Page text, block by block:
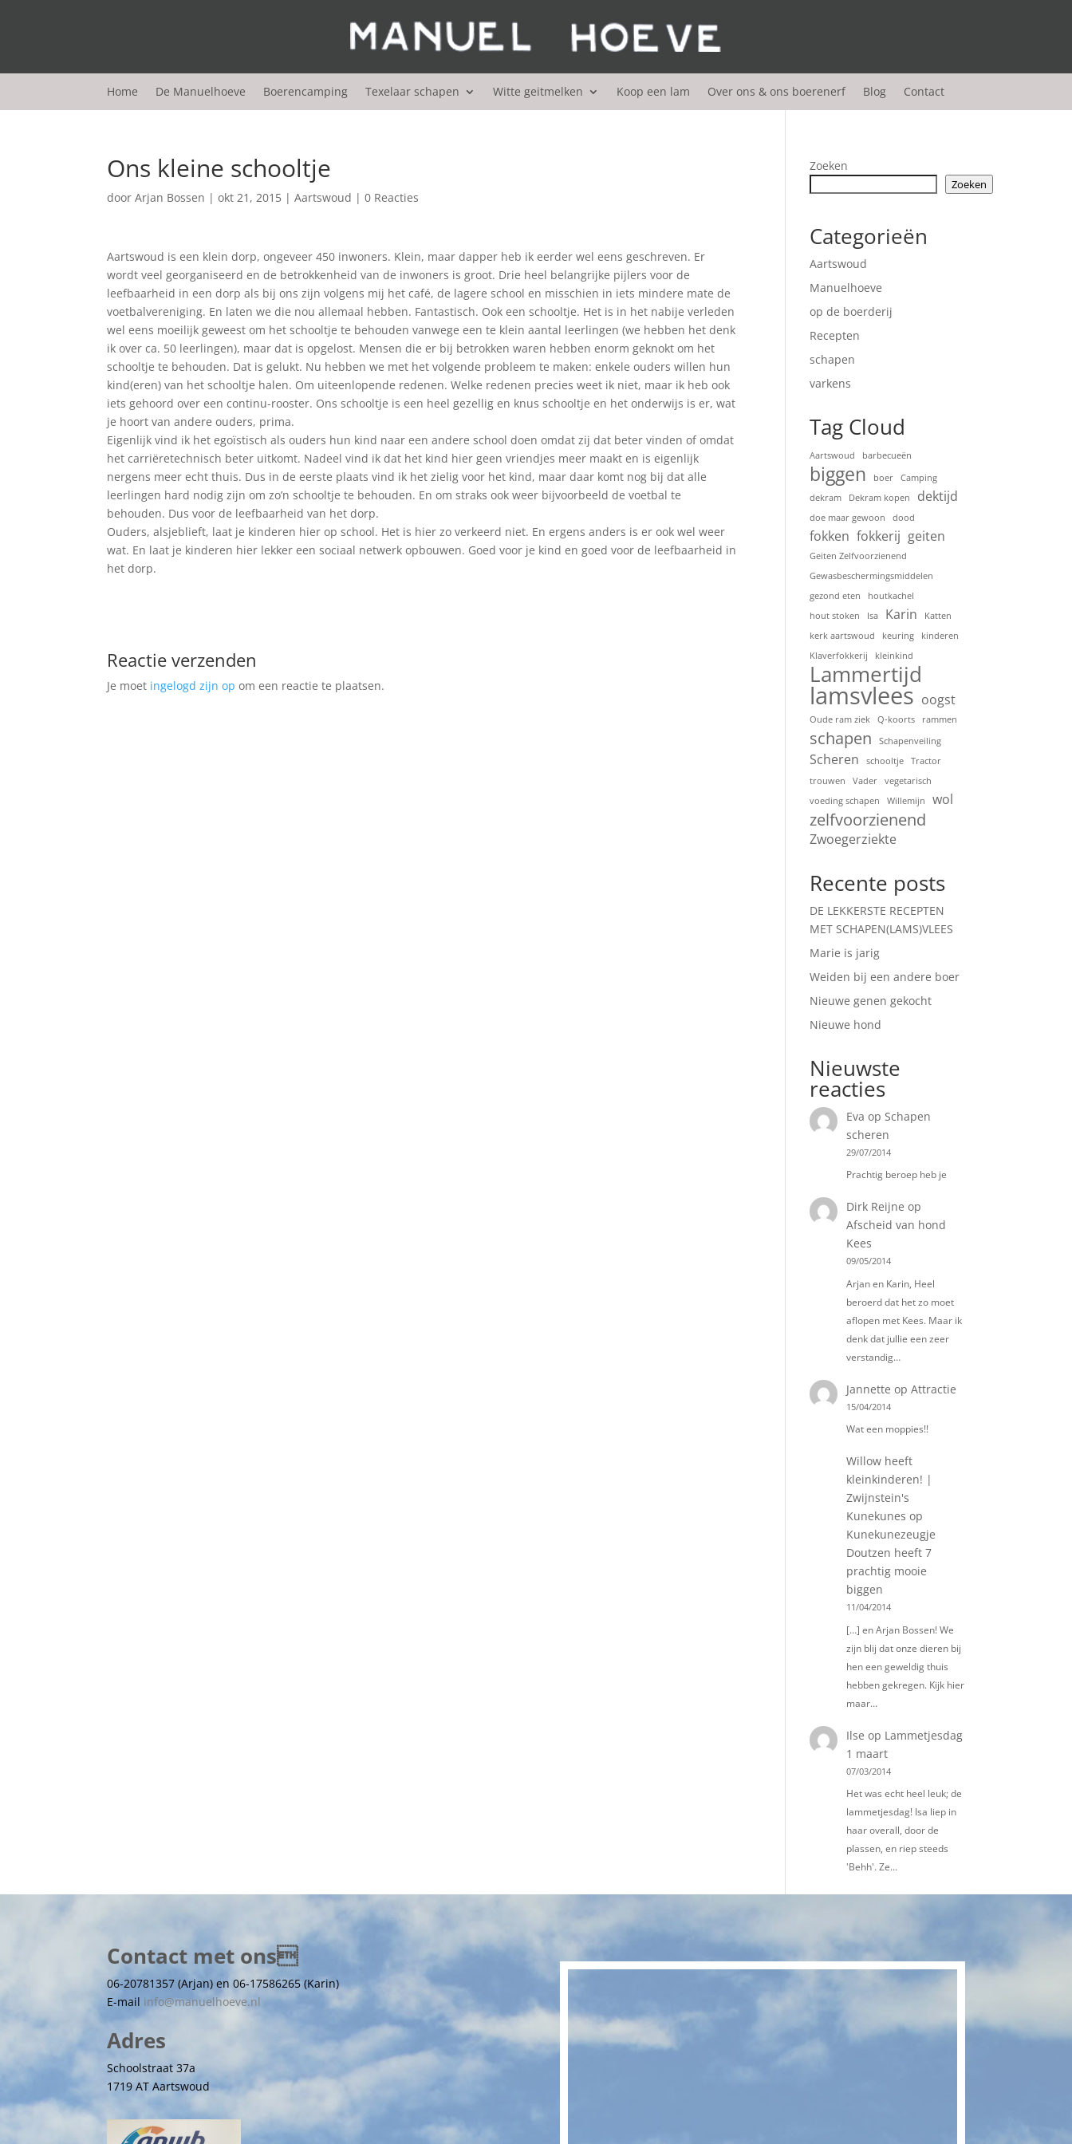
Home De Manuelhoeve Boerencamping Texelaar schapen Witte geitmelken Koop een lam Over ons & ons boerenerf Blog Contact
Ons kleine schooltje
doorArjan Bossen |okt 21, 2015 |Aartswoud |0 Reacties
Aartswoud is een klein dorp, ongeveer 450 inwoners. Klein, maar dapper heb ik eerder wel eens geschreven. Er
wordt veel georganiseerd en de betrokkenheid van de inwoners is groot. Drie heel belangrijke pijlers voor de
leefbaarheid in een dorp als bij ons zijn volgens mij het café, de lagere school en misschien in iets mindere mate de
voetbalvereniging. En laten we die nou allemaal hebben. Fantastisch. Ook een schooltje. Het is in het nabije verleden
wel eens moeilijk geweest om het schooltje te behouden vanwege een te klein aantal leerlingen (we hebben het denk
ik over ca. 50 leerlingen), maar dat is opgelost. Mensen die er bij betrokken waren hebben enorm geknokt om het
schooltje te behouden. Dat is gelukt. Nu hebben we met het volgende probleem te maken: enkele ouders willen hun
kind(eren) van het schooltje halen. Om uiteenlopende redenen. Welke redenen precies weet ik niet, maar ik heb ook
iets gehoord over een continu-rooster. Ons schooltje is een heel gezellig en knus schooltje en het onderwijs is er, wat
je hoort van andere ouders, prima.
Eigenlijk vind ik het egoïstisch als ouders hun kind naar een andere school doen omdat zij dat beter vinden of omdat
het carriëretechnisch beter uitkomt. Nadeel vind ik dat het kind hier geen vriendjes meer maakt en is eigenlijk
nergens meer echt thuis. Dus in de eerste plaats vind ik het zielig voor het kind, maar daar komt nog bij dat alle
leerlingen hard nodig zijn om zo’n schooltje te behouden. En om straks ook weer bijvoorbeeld de voetbal te
behouden. Dus voor de leefbaarheid van het dorp.
Ouders, alsjeblieft, laat je kinderen hier op school. Het is hier zo verkeerd niet. En ergens anders is er ook wel weer
wat. En laat je kinderen hier lekker een sociaal netwerk opbouwen. Goed voor je kind en goed voor de leefbaarheid in
het dorp.
Reactie verzenden
Je moet ingelogd zijn op om een reactie te plaatsen.
Zoeken
Zoeken
Categorieën
Aartswoud
Manuelhoeve
op de boerderij
Recepten
schapen
varkens
Tag Cloud
Aartswoud barbecueën
biggen boer
Camping
dekram
Dekram kopen dektijd
doe maar gewoon dood
fokken fokkerij geiten
Geiten Zelfvoorzienend
Gewasbeschermingsmiddelen
gezond eten
houtkachel
hout stoken
Isa Karin
Katten
kerk aartswoud
keuring
kinderen
Klaverfokkerij
kleinkind
Lammertijd
lamsvlees oogst
Oude ram ziek Q-koorts rammen
schapen Schapenveiling
Scheren schooltje
Tractor
trouwen
Vader
vegetarisch
voeding schapen
Willemijn wol
zelfvoorzienend
Zwoegerziekte
Recente posts
DE LEKKERSTE RECEPTEN
MET SCHAPEN(LAMS)VLEES
Marie is jarig
Weiden bij een andere boer
Nieuwe genen gekocht
Nieuwe hond
Nieuwste
reacties
Eva op Schapen
scheren
29/07/2014
Prachtig beroep heb je
Dirk Reijne op
Afscheid van hond
Kees
09/05/2014
Arjan en Karin, Heel
beroerd dat het zo moet
aflopen met Kees. Maar ik
denk dat jullie een zeer
verstandig…
Jannette op Attractie
15/04/2014
Wat een moppies!!
Willow heeft
kleinkinderen! |
Zwijnstein's
Kunekunes op
Kunekunezeugje
Doutzen heeft 7
prachtig mooie
biggen
11/04/2014
[…] en Arjan Bossen! We
zijn blij dat onze dieren bij
hen een geweldig thuis
hebben gekregen. Kijk hier
maar…
Ilse op Lammetjesdag
1 maart
07/03/2014
Het was echt heel leuk; de
lammetjesdag! Isa liep in
haar overall, door de
plassen, en riep steeds
'Behh'. Ze…
Contact met ons
06-20781357 (Arjan) en 06-17586265 (Karin)
E-mail info@manuelhoeve.nl
Adres
Schoolstraat 37a
1719 AT Aartswoud